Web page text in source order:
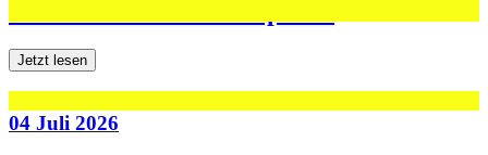
Jetzt lesen
04 Juli 2026